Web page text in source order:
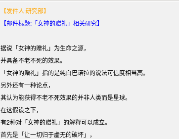
【发件人:研究部】
【邮件标题:「女神的赠礼」相关研究】
据说「女神的赠礼」为生命之源，
并具备不老不死的效果。
「女神的赠礼」指的是纯白巴诺拉的说法可信度相当高。
另外还有一种论点，
其认为能获得不老不死效果的并非人类而是星球。
在这假设之下，
有2种对「女神的赠礼」的解释可以成立。
首先是「让一切归于虚无的破坏」，